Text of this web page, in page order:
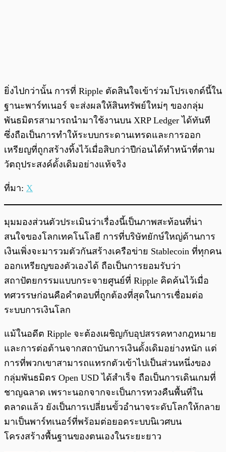
ยิ่งไปกว่านั้น การที่ Ripple ตัดสินใจเข้าร่วมโปรเจกต์นี้ใน
ฐานะพาร์ทเนอร์ จะส่งผลให้สินทรัพย์ใหม่ๆ ของกลุ่ม
พันธมิตรสามารถนำมาใช้งานบน XRP Ledger ได้ทันที
ซึ่งถือเป็นการทำให้ระบบกระดานเทรดและการออก
เหรียญที่ถูกสร้างทิ้งไว้เมื่อสิบกว่าปีก่อนได้ทำหน้าที่ตาม
วัตถุประสงค์ดั้งเดิมอย่างแท้จริง
ที่มา: X
มุมมองส่วนตัวประเมินว่าเรื่องนี้เป็นภาพสะท้อนที่น่า
สนใจของโลกเทคโนโลยี การที่บริษัทยักษ์ใหญ่ด้านการ
เงินเพิ่งจะมารวมตัวกันสร้างเครือข่าย Stablecoin ที่ทุกคน
ออกเหรียญของตัวเองได้ ถือเป็นการยอมรับว่า
สถาปัตยกรรมแบบกระจายศูนย์ที่ Ripple คิดค้นไว้เมื่อ
ทศวรรษก่อนคือคำตอบที่ถูกต้องที่สุดในการเชื่อมต่อ
ระบบการเงินโลก
แม้ในอดีต Ripple จะต้องเผชิญกับอุปสรรคทางกฎหมาย
และการต่อต้านจากสถาบันการเงินดั้งเดิมอย่างหนัก แต่
การที่พวกเขาสามารถแทรกตัวเข้าไปเป็นส่วนหนึ่งของ
กลุ่มพันธมิตร Open USD ได้สำเร็จ ถือเป็นการเดินเกมที่
ชาญฉลาด เพราะนอกจากจะเป็นการทวงคืนพื้นที่ใน
ตลาดแล้ว ยังเป็นการเปลี่ยนขั้วอำนาจระดับโลกให้กลาย
มาเป็นพาร์ทเนอร์ที่พร้อมต่อยอดระบบนิเวศบน
โครงสร้างพื้นฐานของตนเองในระยะยาว